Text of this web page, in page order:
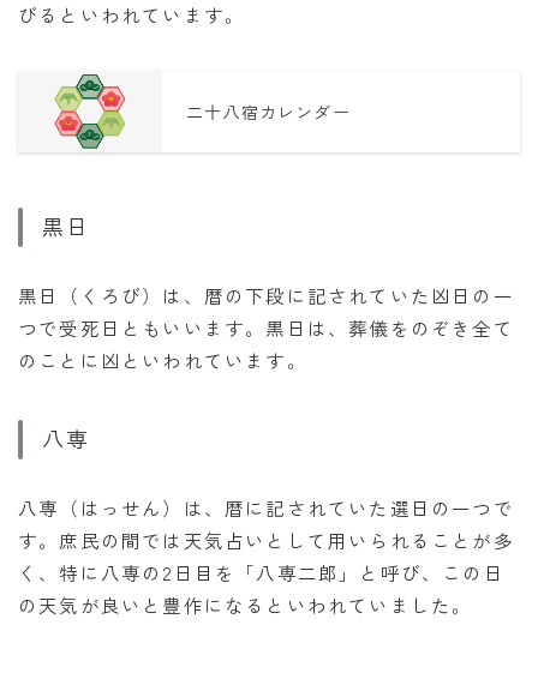
びるといわれています。
二十八宿カレンダー
黒日
黒日（くろび）は、暦の下段に記されていた凶日の一
つで受死日ともいいます。黒日は、葬儀をのぞき全て
のことに凶といわれています。
八専
八専（はっせん）は、暦に記されていた選日の一つで
す。庶民の間では天気占いとして用いられることが多
く、特に八専の2日目を「八専二郎」と呼び、この日
の天気が良いと豊作になるといわれていました。